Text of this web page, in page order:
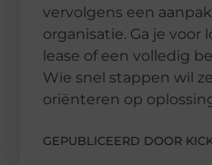
vervolgens een
organisatie. Ga je voor
lease of een volledig
Wie snel stappen wil
oriënteren op
GEPUBLICEERD DOOR